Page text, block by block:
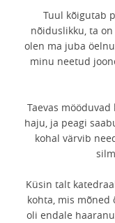
Tuul kõigutab
nõiduslikku, ta
olen ma juba
minu neetud
Taevas
haju, ja peagi
kohal värvib
Küsin talt
kohta, mis
oli endale